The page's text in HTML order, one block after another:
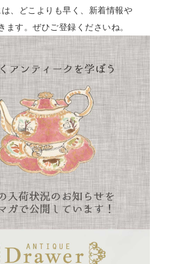
、どこよりも早く、新着情報や
ます。ぜひご登録くださいね。